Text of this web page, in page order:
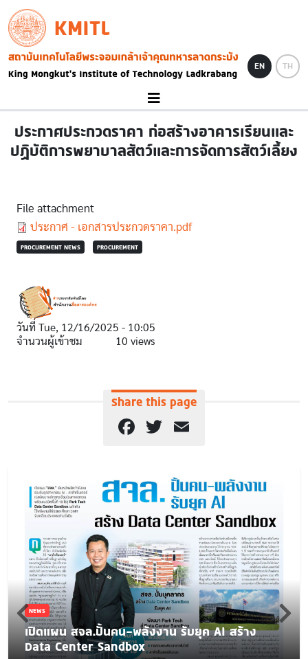
Skip to main content
KMITL
Image
EN TH
ประกาศประกวดราคา ก่อสร้างอาคารเรียนและ
ปฏิบัติการพยาบาลสัตว์และการจัดการสัตว์เลี้ยง
File attachment
Document
ประกาศ - เอกสารประกวดราคา.pdf
PROCUREMENT NEWS PROCUREMENT
วันที่ Tue, 12/16/2025 - 10:05
จำนวนผู้เข้าชม
10 views
Share this page
Facebook
Twitter
NEWS
เปิดแผน สจล.ปั้นคน-พลังงาน รับยุค AI สร้าง
Data Center Sandbox